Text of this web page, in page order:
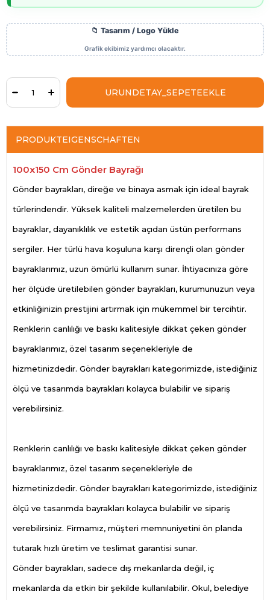
PRODUKTEIGENSCHAFTEN
100x150 Cm Gönder Bayrağı
Gönder bayrakları, direğe ve binaya asmak için ideal bayrak
türlerindendir. Yüksek kaliteli malzemelerden üretilen bu
bayraklar, dayanıklılık ve estetik açıdan üstün performans
sergiler. Her türlü hava koşuluna karşı dirençli olan gönder
bayraklarımız, uzun ömürlü kullanım sunar. İhtiyacınıza göre
her ölçüde üretilebilen gönder bayrakları, kurumunuzun veya
etkinliğinizin prestijini artırmak için mükemmel bir tercihtir.
Renklerin canlılığı ve baskı kalitesiyle dikkat çeken gönder
bayraklarımız, özel tasarım seçenekleriyle de
hizmetinizdedir. Gönder bayrakları kategorimizde, istediğiniz
ölçü ve tasarımda bayrakları kolayca bulabilir ve sipariş
verebilirsiniz.
Renklerin canlılığı ve baskı kalitesiyle dikkat çeken gönder
bayraklarımız, özel tasarım seçenekleriyle de
hizmetinizdedir. Gönder bayrakları kategorimizde, istediğiniz
ölçü ve tasarımda bayrakları kolayca bulabilir ve sipariş
verebilirsiniz. Firmamız, müşteri memnuniyetini ön planda
tutarak hızlı üretim ve teslimat garantisi sunar.
Gönder bayrakları, sadece dış mekanlarda değil, iç
mekanlarda da etkin bir şekilde kullanılabilir. Okul, belediye